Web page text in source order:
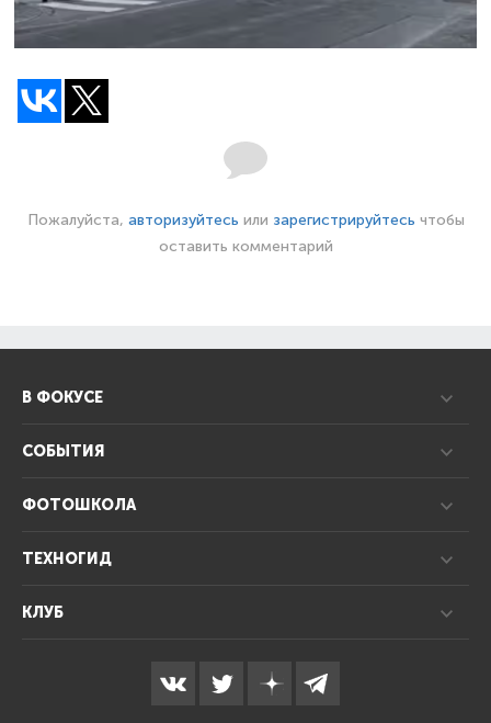
Пожалуйста, авторизуйтесь или зарегистрируйтесь чтобы
оставить комментарий
В ФОКУСЕ
СОБЫТИЯ
ФОТОШКОЛА
ТЕХНОГИД
КЛУБ